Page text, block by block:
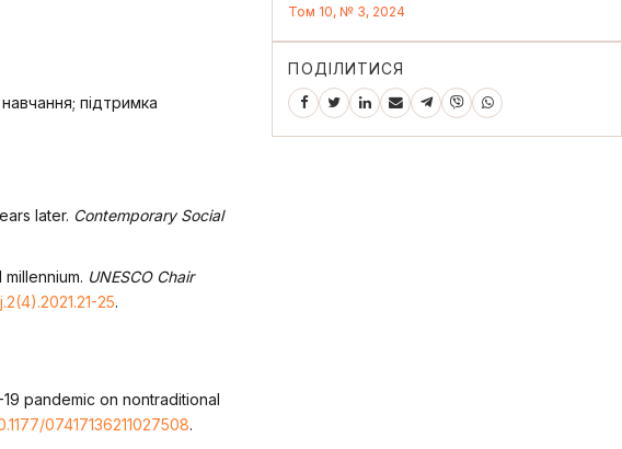
підтримка
later. Contemporary Social
UNESCO Chair
25.
pandemic on nontraditional
07417136211027508.
Том 10, № 3, 2024
ПОДІЛИТИСЯ